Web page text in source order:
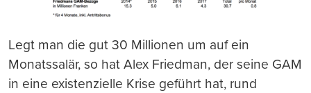
Legt man die gut 30 Millionen um auf ein
Monatssalär, so hat Alex Friedman, der seine GAM
in eine existenzielle Krise geführt hat, rund